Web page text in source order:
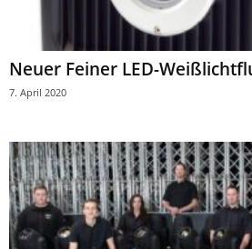
Neuer Feiner LED-
7. April 2020